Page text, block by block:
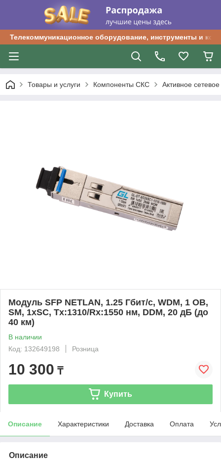
Телекоммуникационное оборудование, инструменты и
Товары и услуги Компоненты СКС Активное
Модуль SFP NETLAN, 1.25 Гбит/с, WDM, 1 ОВ,
SM, 1xSC, Tx:1310/Rx:1550 нм, DDM, 20 дБ (до
40 км)
В наличии
Код: 132649198
Розница
10 300 ₸
Купить
Описание Характеристики Доставка Оплата
Описание